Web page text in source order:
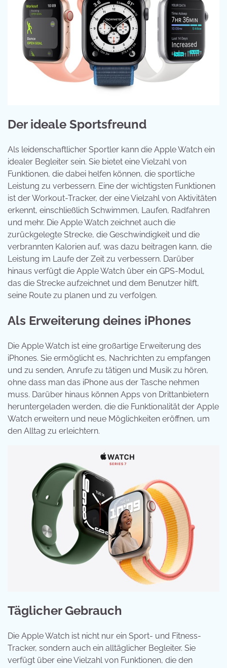
Der ideale Sportsfreund
Als leidenschaftlicher Sportler kann die Apple Watch ein
idealer Begleiter sein. Sie bietet eine Vielzahl von
Funktionen, die dabei helfen können, die sportliche
Leistung zu verbessern. Eine der wichtigsten Funktionen
ist der Workout-Tracker, der eine Vielzahl von Aktivitäten
erkennt, einschließlich Schwimmen, Laufen, Radfahren
und mehr. Die Apple Watch zeichnet auch die
zurückgelegte Strecke, die Geschwindigkeit und die
verbrannten Kalorien auf, was dazu beitragen kann, die
Leistung im Laufe der Zeit zu verbessern. Darüber
hinaus verfügt die Apple Watch über ein GPS-Modul,
das die Strecke aufzeichnet und dem Benutzer hilft,
seine Route zu planen und zu verfolgen.
Als Erweiterung deines iPhones
Die Apple Watch ist eine großartige Erweiterung des
iPhones. Sie ermöglicht es, Nachrichten zu empfangen
und zu senden, Anrufe zu tätigen und Musik zu hören,
ohne dass man das iPhone aus der Tasche nehmen
muss. Darüber hinaus können Apps von Drittanbietern
heruntergeladen werden, die die Funktionalität der Apple
Watch erweitern und neue Möglichkeiten eröffnen, um
den Alltag zu erleichtern.
Täglicher Gebrauch
Die Apple Watch ist nicht nur ein Sport- und Fitness-
Tracker, sondern auch ein alltäglicher Begleiter. Sie
verfügt über eine Vielzahl von Funktionen, die den